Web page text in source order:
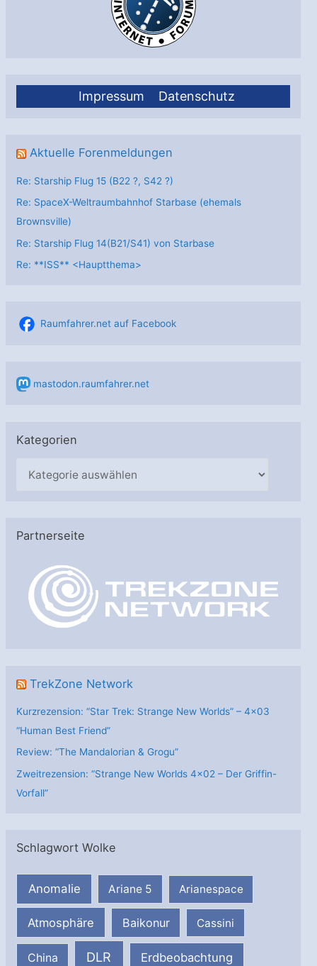
Impressum Datenschutz
Aktuelle Forenmeldungen
Re: Starship Flug 15 (B22 ?, S42 ?)
Re: SpaceX-Weltraumbahnhof Starbase (ehemals
Brownsville)
Re: Starship Flug 14(B21/S41) von Starbase
Re: **ISS** <Hauptthema>
Raumfahrer.net auf Facebook
mastodon.raumfahrer.net
Kategorien
g
Partnerseite
TrekZone Network
Kurzrezension: “Star Trek: Strange New Worlds” – 4×03
“Human Best Friend”
Review: “The Mandalorian & Grogu”
Zweitrezension: “Strange New Worlds 4×02 – Der Griffin-
Vorfall”
Schlagwort Wolke
Anomalie Ariane 5 Arianespace
Atmosphäre Baikonur Cassini
China DLR Erdbeobachtung